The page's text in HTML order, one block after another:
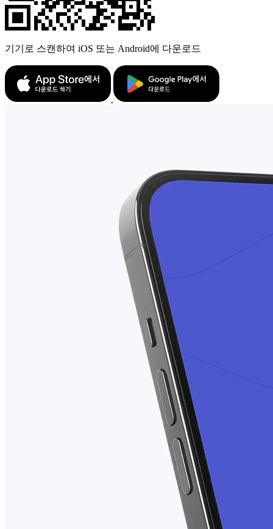
기기로 스캔하여 iOS 또는 Android에 다운로드